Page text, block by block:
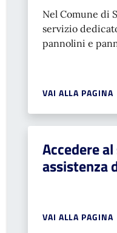
Nel Comune di
servizio
pannolini e
VAI ALLA PAGINA
Accedere
assistenza
VAI ALLA PAGINA